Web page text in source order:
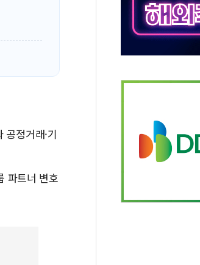
지 누출, 백린 아닌 무해한 표면 부식 물질"
체서 불 2시간30여분만에 진화...외국인 노동자 숨져
정거래·기
파트너 변호